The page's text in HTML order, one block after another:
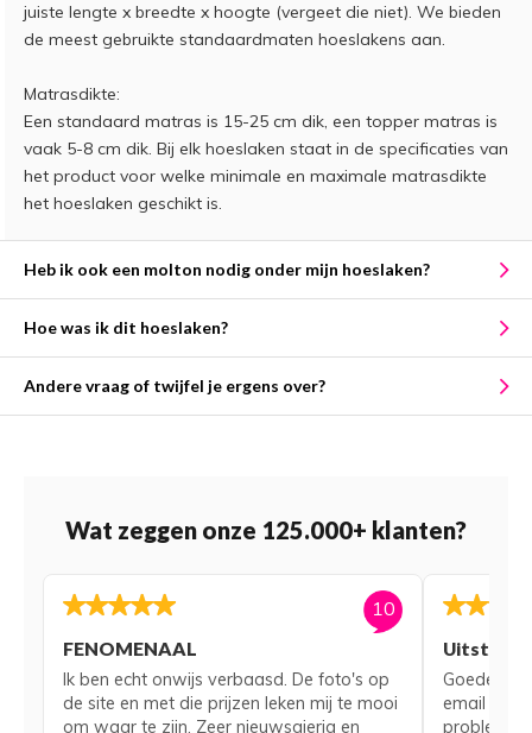
juiste lengte x breedte x hoogte (vergeet die niet). We bieden
de meest gebruikte standaardmaten hoeslakens aan.
Matrasdikte:
Een standaard matras is 15-25 cm dik, een topper matras is
vaak 5-8 cm dik. Bij elk hoeslaken staat in de specificaties van
het product voor welke minimale en maximale matrasdikte
het hoeslaken geschikt is.
Heb ik ook een molton nodig onder mijn hoeslaken?
Hoe was ik dit hoeslaken?
Andere vraag of twijfel je ergens over?
Wat zeggen onze 125.000+ klanten?
10
FENOMENAAL
Ik ben echt onwijs verbaasd. De foto's op
de site en met die prijzen leken mij te mooi
om waar te zijn. Zeer nieuwsgierig en
Goede
email voor
probleem